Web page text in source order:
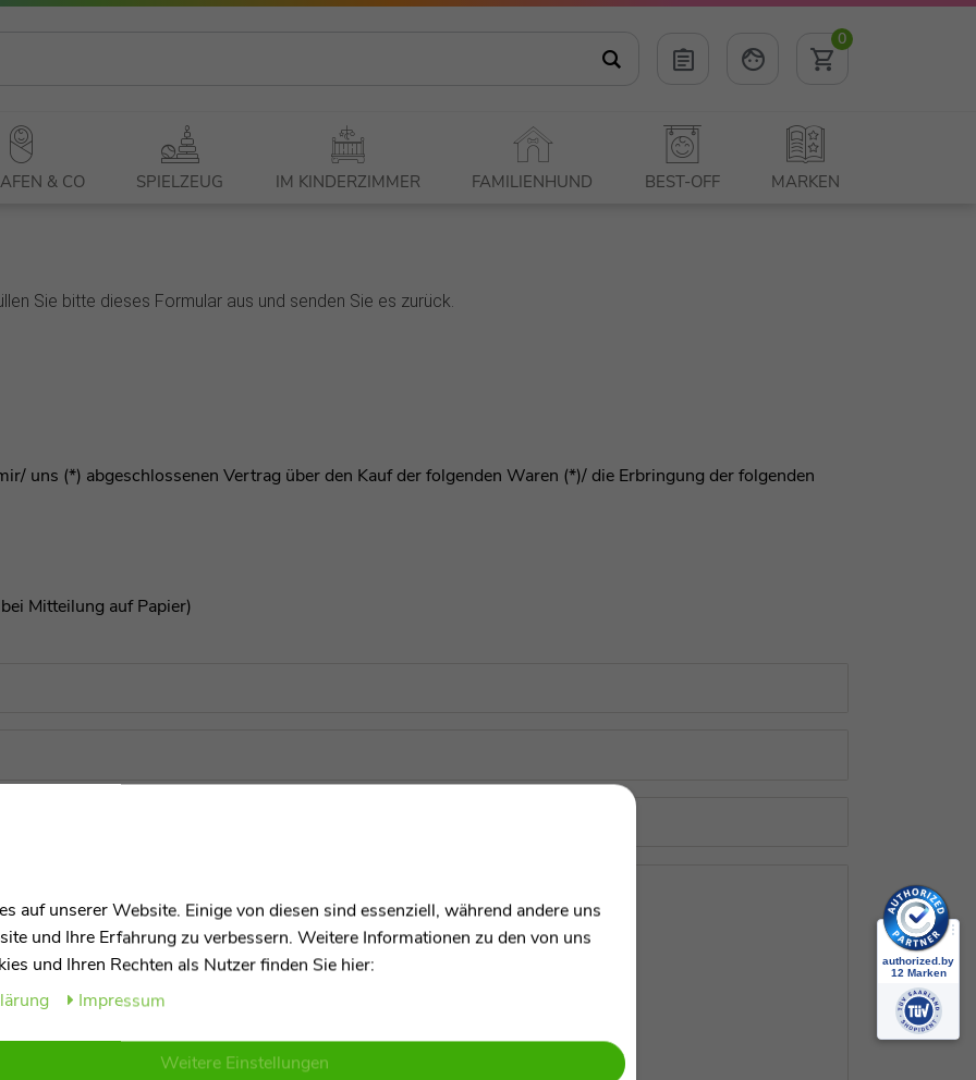
0
& CO SPIELZEUG IM KINDERZIMMER FAMILIENHUND BEST-OFF MARKEN
Sie bitte dieses Formular aus und senden Sie es zurück.
uns (*) abgeschlossenen Vertrag über den Kauf der folgenden Waren (*)/ die Erbringung der folgenden
Mitteilung auf Papier)
auf unserer Website. Einige von diesen sind essenziell, während andere uns
und Ihre Erfahrung zu verbessern. Weitere Informationen zu den von uns
und Ihren Rechten als Nutzer finden Sie hier:
Impressum
Weitere Einstellungen